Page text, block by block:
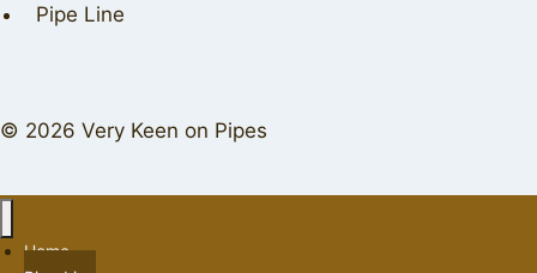
Pipe Line
© 2026 Very Keen on Pipes
Home